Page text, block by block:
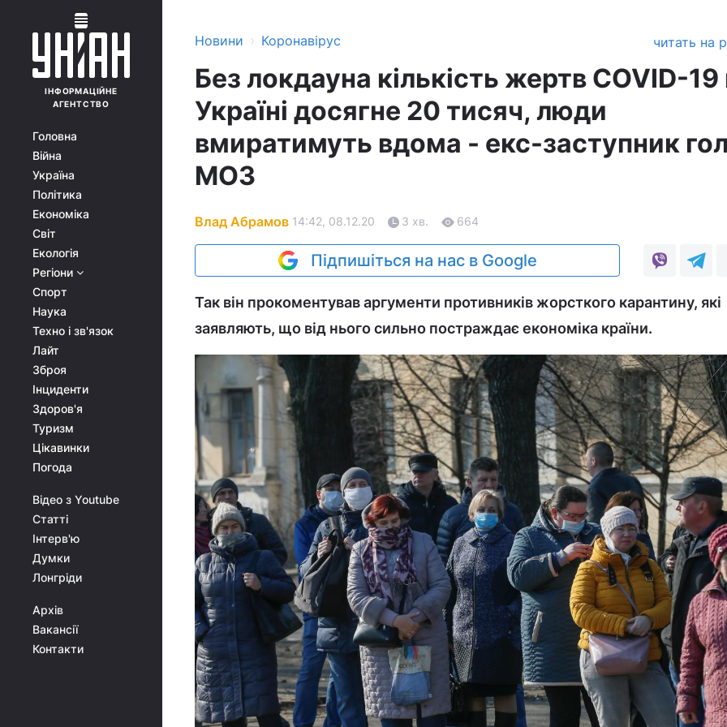
ІНФОРМАЦІЙНЕ
АГЕНТСТВО
Головна
Війна
Україна
Політика
Економіка
Світ
Екологія
Регіони
Спорт
Наука
Техно і зв'язок
Лайт
Зброя
Інциденти
Здоров'я
Туризм
Цікавинки
Погода
Відео з Youtube
Статті
Інтерв'ю
Думки
Лонгріди
Архів
Вакансії
Контакти
Новини › Коронавірус читать на
Без локдауна кількість жертв COVID-19
Україні досягне 20 тисяч, люди
вмиратимуть вдома - екс-заступник
МОЗ
Влад Абрамов 14:42, 08.12.20 3 хв. 664
Підпишіться на нас в Google
Так він прокоментував аргументи противників жорсткого карантину, які
заявляють, що від нього сильно постраждає економіка країни.